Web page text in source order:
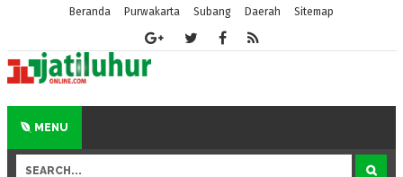
Beranda Purwakarta Subang Daerah Sitemap
MENU